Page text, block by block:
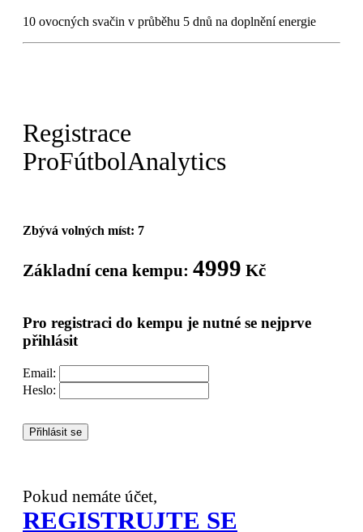
10 ovocných svačin v průběhu 5 dnů na doplnění energie
Registrace
ProFútbolAnalytics
Zbývá volných míst: 7
Základní cena kempu: 4999 Kč
Pro registraci do kempu je nutné se nejprve
přihlásit
Email:
Heslo:
Přihlásit se
Pokud nemáte účet,
REGISTRUJTE SE